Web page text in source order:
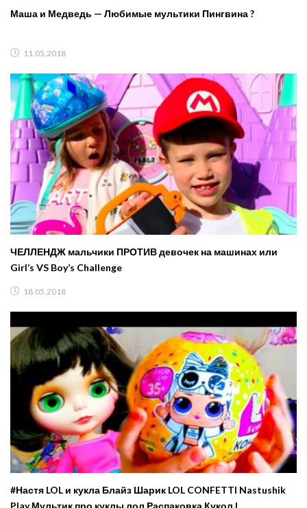
Маша и Медведь — Любимые мультики Пингвина ?
11.05.2018
ЧЕЛЛЕНДЖ мальчики ПРОТИВ девочек на машинах или
Girl’s VS Boy’s Challenge
18.05.2018
#Настя LOL и кукла Блайз Шарик LOL CONFETTI Nastushik